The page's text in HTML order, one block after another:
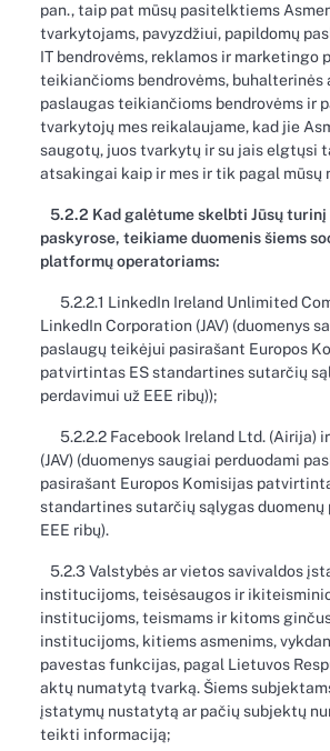
pan., taip pat mūsų pasitelktiems
tvarkytojams, pavyzdžiui, papildomų
IT bendrovėms, reklamos ir marketingo
teikiančioms bendrovėms, buhalterinės
paslaugas teikiančioms bendrovėms ir
tvarkytojų mes reikalaujame, kad jie
saugotų, juos tvarkytų ir su jais elgtųsi
atsakingai kaip ir mes ir tik pagal mūsų
5.2.2 Kad galėtume skelbti Jūsų
paskyrose, teikiame duomenis šiems
platformų operatoriams:
5.2.2.1 LinkedIn Ireland Unlimited
LinkedIn Corporation (JAV) (duomenys
paslaugų teikėjui pasirašant Europos
patvirtintas ES standartines sutarčių
perdavimui už EEE ribų));
5.2.2.2 Facebook Ireland Ltd. (Airija)
(JAV) (duomenys saugiai perduodami
pasirašant Europos Komisijas
standartines sutarčių sąlygas duomenų
EEE ribų).
5.2.3 Valstybės ar vietos savivaldos
institucijoms, teisėsaugos ir
institucijoms, teismams ir kitoms
institucijoms, kitiems asmenims,
pavestas funkcijas, pagal Lietuvos
aktų numatytą tvarką. Šiems
įstatymų nustatytą ar pačių subjektų
teikti informaciją;